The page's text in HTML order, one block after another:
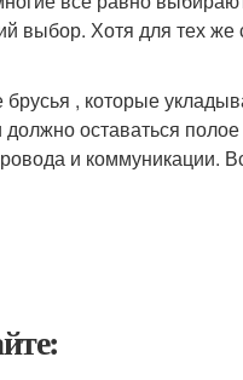
выбор. Хотя для тех же
, которые
оставаться полое
и коммуникации.